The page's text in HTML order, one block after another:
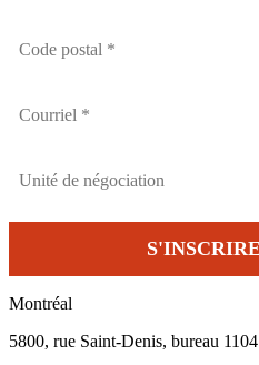
Montréal
5800, rue Saint-Denis, bureau 1104